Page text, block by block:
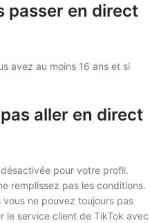
passer en direct
avez au moins 16 ans et si
aller en direct
pour votre profil.
remplissez pas les conditions.
vous ne pouvez toujours pas
le service client de TikTok avec